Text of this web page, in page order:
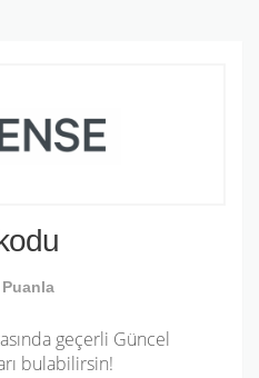
Puanla
geçerli Güncel
bulabilirsin!